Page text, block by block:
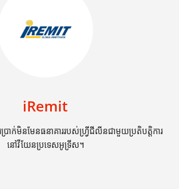
iRemit
រាក់មិនមែនធនាគាររបស់ហ្វ្រីជីលីនជាមួយប្រតិបត្តិការ
នៅវីយែនប្រទេសអូទ្រីស។